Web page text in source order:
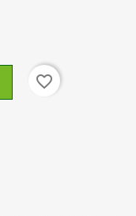
favorite_border